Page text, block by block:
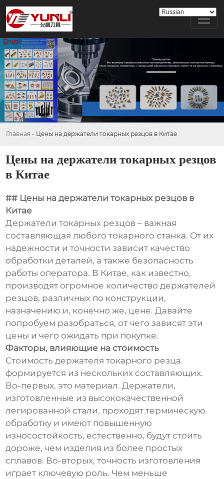
Главная - Цены на держатели токарных резцов в Китае
Цены на держатели токарных резцов
в Китае
## Цены на держатели токарных резцов в
Китае
Держатели токарных резцов – важная
составляющая любого токарного станка. От их
надежности и точности зависит качество
обработки деталей, а также безопасность
работы оператора. В Китае, как известно,
производят огромное количество держателей
резцов, различных по конструкции,
назначению и, конечно же, цене. Давайте
попробуем разобраться, от чего зависят эти
цены и чего ожидать при покупке.
Факторы, влияющие на стоимость
Стоимость держателя токарного резца
формируется из нескольких составляющих.
Во-первых, это материал. Держатели,
изготовленные из высококачественной
легированной стали, проходят термическую
обработку и имеют повышенную
износостойкость, естественно, будут стоить
дороже, чем изделия из более простых
сплавов. Во-вторых, точность изготовления
играет ключевую роль. Чем меньше